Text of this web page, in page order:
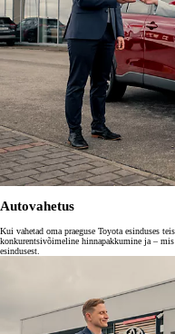
Autovahetus
Kui vahetad oma praeguse Toyota esinduses
konkurentsivõimeline hinnapakkumine ja –
esindusest.